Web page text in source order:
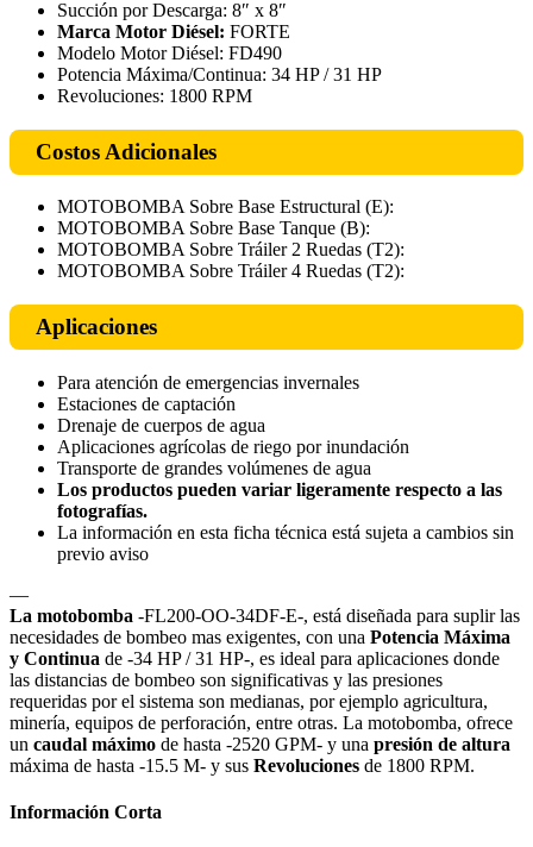
Succión por Descarga: 8″ x 8″
Marca Motor Diésel: FORTE
Modelo Motor Diésel: FD490
Potencia Máxima/Continua: 34 HP / 31 HP
Revoluciones: 1800 RPM
Costos Adicionales
MOTOBOMBA Sobre Base Estructural (E):
MOTOBOMBA Sobre Base Tanque (B):
MOTOBOMBA Sobre Tráiler 2 Ruedas (T2):
MOTOBOMBA Sobre Tráiler 4 Ruedas (T2):
Aplicaciones
Para atención de emergencias invernales
Estaciones de captación
Drenaje de cuerpos de agua
Aplicaciones agrícolas de riego por inundación
Transporte de grandes volúmenes de agua
Los productos pueden variar ligeramente respecto a las
fotografías.
La información en esta ficha técnica está sujeta a cambios sin
previo aviso
—
La motobomba -FL200-OO-34DF-E-, está diseñada para suplir las
necesidades de bombeo mas exigentes, con una Potencia Máxima
y Continua de -34 HP / 31 HP-, es ideal para aplicaciones donde
las distancias de bombeo son significativas y las presiones
requeridas por el sistema son medianas, por ejemplo agricultura,
minería, equipos de perforación, entre otras. La motobomba, ofrece
un caudal máximo de hasta -2520 GPM- y una presión de altura
máxima de hasta -15.5 M- y sus Revoluciones de 1800 RPM.
Información Corta